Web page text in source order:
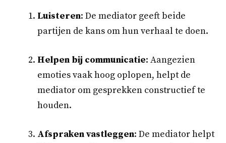
Luisteren: De mediator geeft beide
partijen de kans om hun verhaal te doen.
Helpen bij communicatie: Aangezien
emoties vaak hoog oplopen, helpt de
mediator om gesprekken constructief te
houden.
Afspraken vastleggen: De mediator helpt